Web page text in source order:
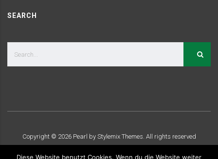
SEARCH
Copyright © 2026 Pearl by Stylemix Themes. All rights reserved
Diese Website benutzt Cookies. Wenn du die Website weiter